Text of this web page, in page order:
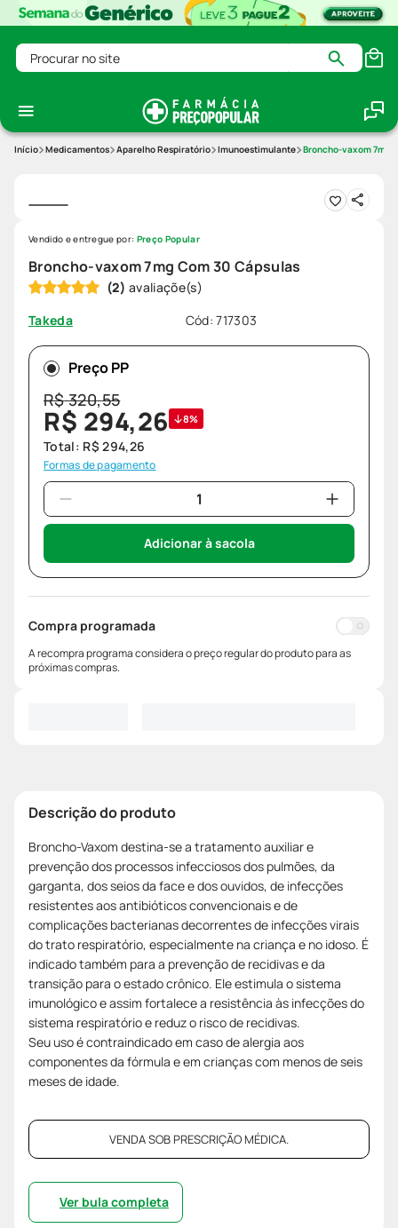
Procurar no site
Medicamentos Aparelho Respiratório Imunoestimulante Broncho-vaxom 7mg
Broncho-vaxom 7mg Com 30 Cápsulas
(2)
Takeda
Cód:717303
Vendido e entregue por: Preço Popular
Preço PP
R$320,55
R$ 294,26 8%
Total: R$ 294,26
Formas de pagamento
Adicionar à sacola
Compra programada
A recompra programa considera o preço regular do produto para as
próximas compras.
Descrição do produto
Broncho-Vaxom destina-se a tratamento auxiliar e
prevenção dos processos infecciosos dos pulmões, da
garganta, dos seios da face e dos ouvidos, de infecções
resistentes aos antibióticos convencionais e de
complicações bacterianas decorrentes de infecções virais
do trato respiratório, especialmente na criança e no idoso. É
indicado também para a prevenção de recidivas e da
transição para o estado crônico. Ele estimula o sistema
imunológico e assim fortalece a resistência às infecções do
sistema respiratório e reduz o risco de recidivas.
Seu uso é contraindicado em caso de alergia aos
componentes da fórmula e em crianças com menos de seis
meses de idade.
VENDA SOB PRESCRIÇÃO MÉDICA.
Ver bula completa